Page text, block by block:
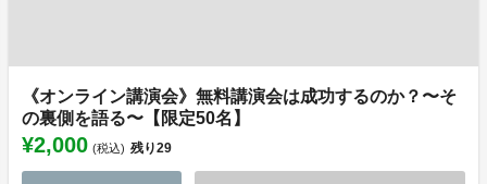
《オンライン講演会》無料講演会は成功するのか？〜そ
の裏側を語る〜【限定50名】
¥2,000 (税込) 残り29